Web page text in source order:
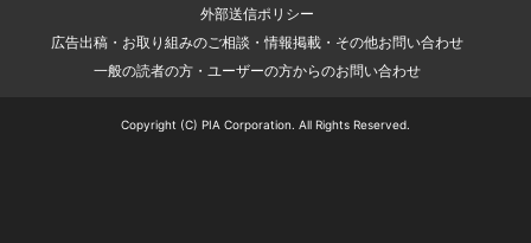
外部送信ポリシー
広告出稿・お取り組みのご相談・情報掲載・その他お問い合わせ
一般の読者の方・ユーザーの方からのお問い合わせ
Copyright (C) PIA Corporation. All Rights Reserved.